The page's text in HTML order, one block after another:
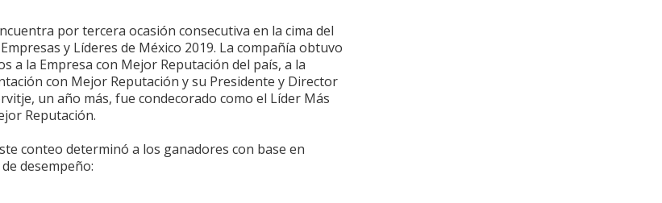
por tercera ocasión consecutiva en la cima del
y Líderes de México 2019. La compañía obtuvo
a la Empresa con Mejor Reputación del país, a la
con Mejor Reputación y su Presidente y Director
un año más, fue condecorado como el Líder Más
Reputación.
conteo determinó a los ganadores con base en
desempeño: